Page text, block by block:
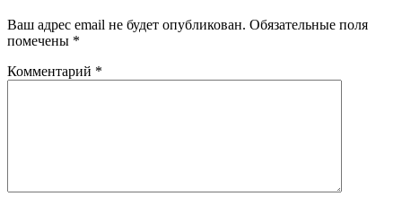
Ваш адрес email не будет опубликован. Обязательные поля
помечены *
Комментарий *